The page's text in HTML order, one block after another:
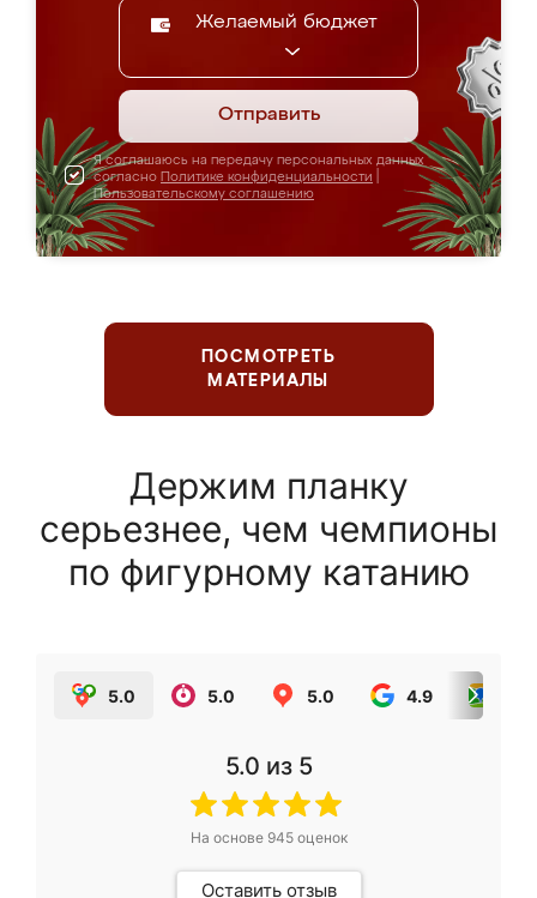
Желаемый бюджет
Отправить
Я соглашаюсь на передачу персональных данных
согласно Политике конфиденциальности
Пользовательскому соглашению
ПОСМОТРЕТЬ
МАТЕРИАЛЫ
Держим планку
серьезнее, чем чемпионы
по фигурному катанию
5.0 5.0 5.0 4.9
5.0 из 5
На основе 945оценок
Оставить отзыв